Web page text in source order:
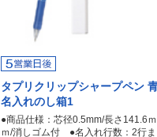
タプリクリップシャープペン
名入れのし箱1
●商品仕様：芯径0.5mm/長さ141.6ｍ
ｍ/消しゴム付 ●名入れ行数：2行ま